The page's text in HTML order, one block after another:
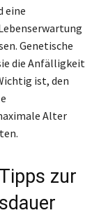
eine
Genetische
die Anfälligkeit
ist, den
Alter
zur